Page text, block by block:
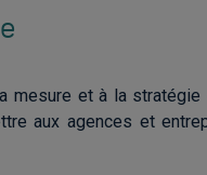
et à la
aux agences et